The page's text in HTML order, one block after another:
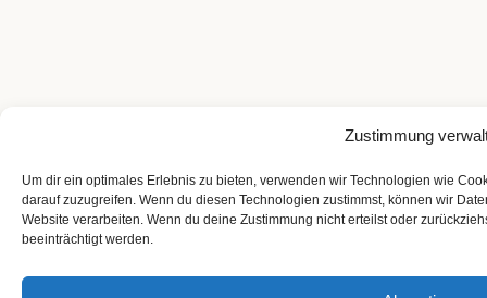
Zustimmung
Um dir ein optimales Erlebnis zu bieten, verwenden wir Technologien wie
darauf zuzugreifen. Wenn du diesen Technologien zustimmst, können wir
Website verarbeiten. Wenn du deine Zustimmung nicht erteilst oder
beeinträchtigt werden.